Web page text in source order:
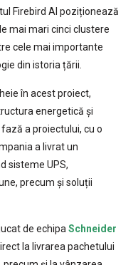
Firebird AI poziționează
mai mari cinci clustere
cele mai importante
din istoria țării.
în acest proiect,
energetică și
a proiectului, cu o
a livrat un
sisteme UPS,
precum și soluții
de echipa Schneider
la livrarea pachetului